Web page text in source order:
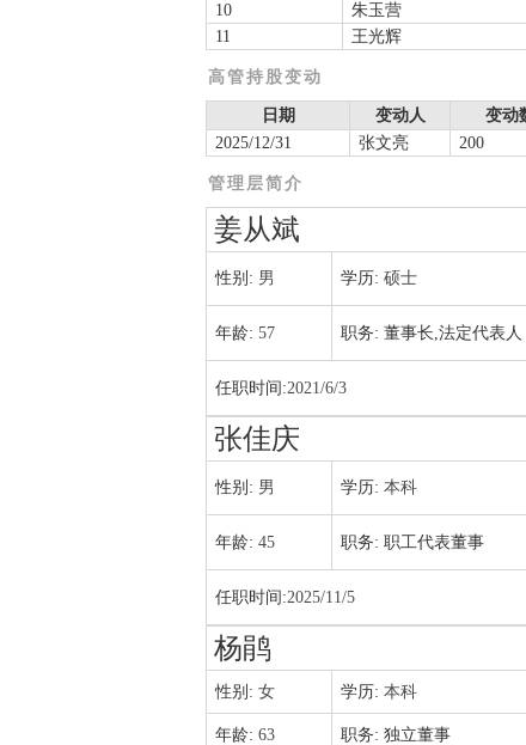
10
朱玉营
11
王光辉
高管持股变动
日期 变动人 变动
2025/12/31
张文亮 200
管理层简介
姜从斌
性别: 男 学历: 硕士
年龄: 57 职务: 董事长,法定代表人
任职时间:2021/6/3
张佳庆
性别: 男 学历: 本科
年龄: 45 职务: 职工代表董事
任职时间:2025/11/5
杨鹃
性别: 女 学历: 本科
年龄: 63 职务: 独立董事